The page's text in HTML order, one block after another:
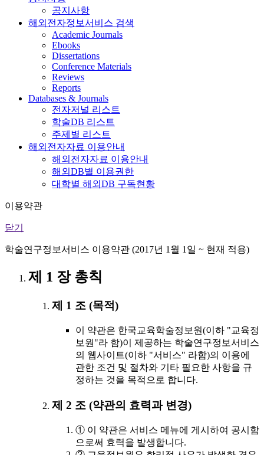
공지사항
해외전자정보서비스 검색
Academic Journals
Ebooks
Dissertations
Conference Materials
Reviews
Reports
Databases & Journals
전자저널 리스트
학술DB 리스트
주제별 리스트
해외전자자료 이용안내
해외전자자료 이용안내
해외DB별 이용권한
대학별 해외DB 구독현황
이용약관
닫기
학술연구정보서비스 이용약관 (2017년 1월 1일 ~ 현재 적용)
제 1 장 총칙
제 1 조 (목적)
이 약관은 한국교육학술정보원(이하 "교육정
보원"라 함)이 제공하는 학술연구정보서비스
의 웹사이트(이하 "서비스" 라함)의 이용에
관한 조건 및 절차와 기타 필요한 사항을 규
정하는 것을 목적으로 합니다.
제 2 조 (약관의 효력과 변경)
① 이 약관은 서비스 메뉴에 게시하여 공시함
으로써 효력을 발생합니다.